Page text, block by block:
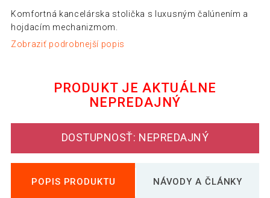
Komfortná kancelárska stolička s luxusným čalúnením a
hojdacím mechanizmom.
Zobraziť podrobnejší popis
PRODUKT JE AKTUÁLNE
NEPREDAJNÝ
DOSTUPNOSŤ: NEPREDAJNÝ
POPIS PRODUKTU NÁVODY A ČLÁNKY